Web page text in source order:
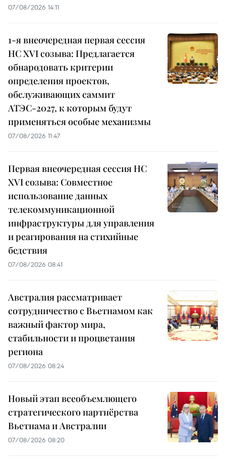
07/08/2026 14:11
1-я внеочередная первая сессия
НС XVI созыва: Предлагается
обнародовать критерии
определения проектов,
обслуживающих саммит
АТЭС-2027, к которым будут
применяться особые механизмы
07/08/2026 11:47
Первая внеочередная сессия НС
XVI созыва: Совместное
использование данных
телекоммуникационной
инфраструктуры для управления
и реагирования на стихийные
бедствия
07/08/2026 08:41
Австралия рассматривает
сотрудничество с Вьетнамом как
важный фактор мира,
стабильности и процветания
региона
07/08/2026 08:24
Новый этап всеобъемлющего
стратегического партнёрства
Вьетнама и Австралии
07/08/2026 08:20